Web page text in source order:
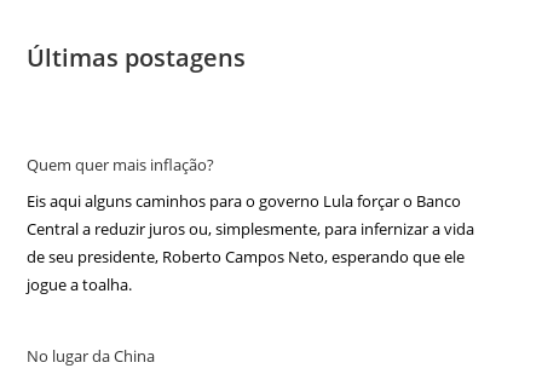
Últimas postagens
Quem quer mais inflação?
Eis aqui alguns caminhos para o governo Lula forçar o Banco
Central a reduzir juros ou, simplesmente, para infernizar a vida
de seu presidente, Roberto Campos Neto, esperando que ele
jogue a toalha.
No lugar da China